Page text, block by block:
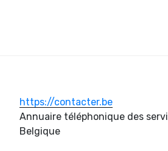
https://contacter.be
Annuaire téléphonique des
Belgique